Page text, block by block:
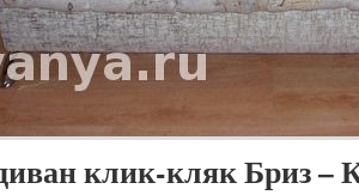
клик-кляк Бриз –